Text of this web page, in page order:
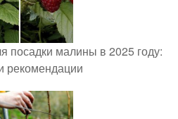
посадки малины в 2025 году:
рекомендации